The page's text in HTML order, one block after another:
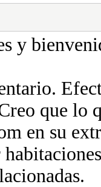
y
que lo
en su